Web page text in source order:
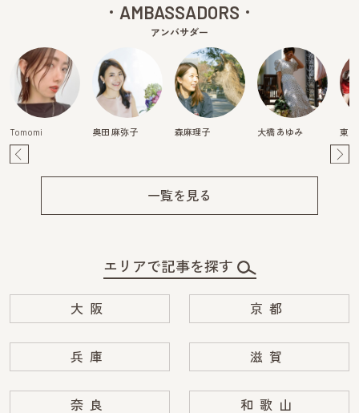
AMBASSADORS
アンバサダー
Tomomi 奥田 麻弥子 森麻理子 大橋 あゆみ 東真
一覧を見る
エリアで記事を探す
大阪 京都
兵庫 滋賀
奈良 和歌山